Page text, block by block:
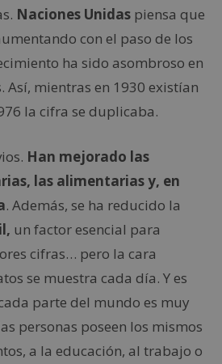
Naciones Unidas piensa que
con el paso de los
ha sido asombroso en
Así, mientras en 1930 existían
la cifra se duplicaba.
Han mejorado las
las alimentarias y, en
. Además, se ha reducido la
un factor esencial para
cifras… pero la cara
se muestra cada día. Y es
parte del mundo es muy
personas poseen los mismos
a la educación, al trabajo o